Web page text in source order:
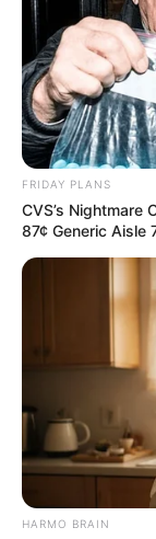
FRIDAY PLANS
CVS’s Nightmare
87¢ Generic Aisle
HARMO BRAIN